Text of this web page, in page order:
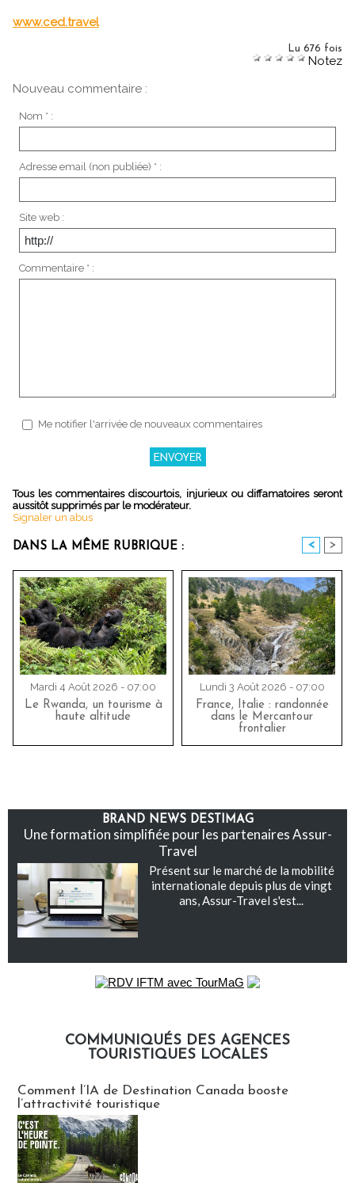
www.ced.travel
Lu 676 fois
Notez
Nouveau commentaire :
Nom * :
Adresse email (non publiée) * :
Site web :
Commentaire * :
Me notifier l'arrivée de nouveaux commentaires
Tous les commentaires discourtois, injurieux ou diffamatoires seront
aussitôt supprimés par le modérateur.
Signaler un abus
DANS LA MÊME RUBRIQUE : < >
Mardi 4 Août 2026 - 07:00
Le Rwanda, un tourisme à
haute altitude
Lundi 3 Août 2026 - 07:00
France, Italie : randonnée
dans le Mercantour
frontalier
BRAND NEWS DESTIMAG
Une formation simplifiée pour les partenaires Assur-
Travel
Présent sur le marché de la mobilité
internationale depuis plus de vingt
ans, Assur-Travel s'est...
COMMUNIQUÉS DES AGENCES
TOURISTIQUES LOCALES
Comment l’IA de Destination Canada booste
l’attractivité touristique